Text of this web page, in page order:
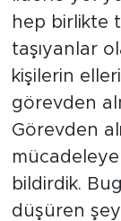
hep birlikte
taşıyanlar
kişilerin
görevden
Görevden
bildirdik.
düşüren şey